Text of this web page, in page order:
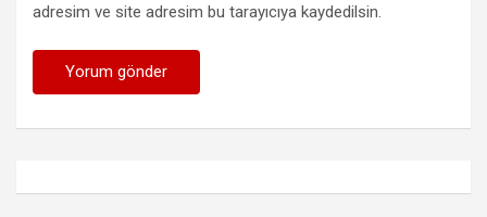
adresim ve site adresim bu tarayıcıya kaydedilsin.